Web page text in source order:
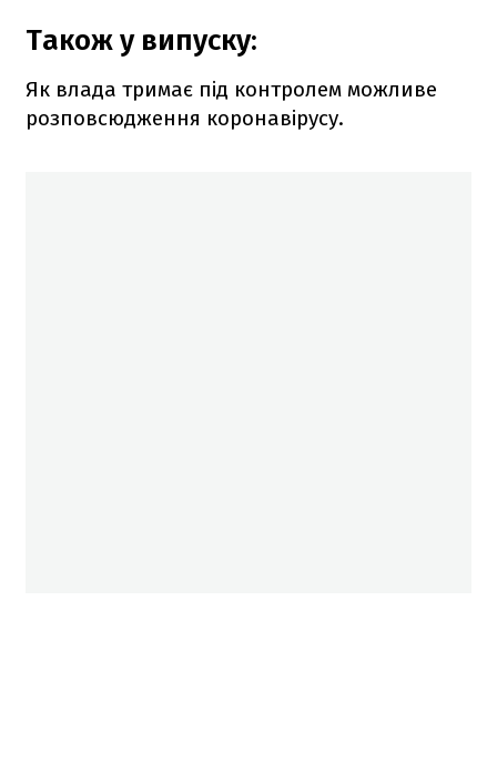
Також у випуску:
Як влада тримає під контролем можливе
розповсюдження коронавірусу.